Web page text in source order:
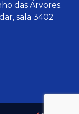
das Árvores.
sala 3402